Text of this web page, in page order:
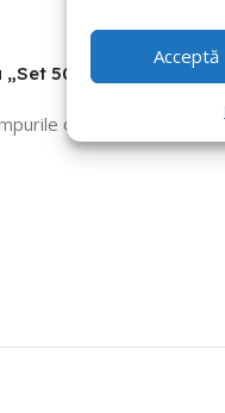
Acceptă
50 Baloane Latex
obligatorii sunt